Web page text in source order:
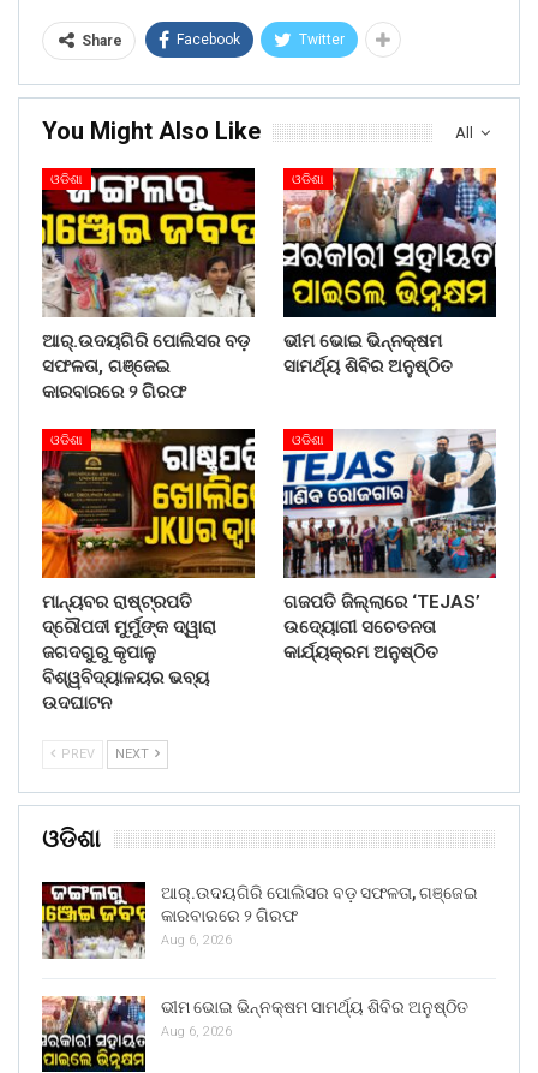
Share Facebook Twitter
All
You Might Also Like
ଓଡିଶା
ଆର୍.ଉଦୟଗିରି ପୋଲିସର ବଡ଼
ସଫଳତା, ଗଞ୍ଜେଇ
କାରବାରରେ ୨ ଗିରଫ
ଓଡିଶା
ଭୀମ ଭୋଇ ଭିନ୍ନକ୍ଷମ
ସାମର୍ଥ୍ୟ ଶିବିର ଅନୁଷ୍ଠିତ
ଓଡିଶା
ମାନ୍ୟବର ରାଷ୍ଟ୍ରପତି
ଦ୍ରୌପଦୀ ମୁର୍ମୁଙ୍କ ଦ୍ୱାରା
ଜଗଦଗୁରୁ କୃପାଳୁ
ବିଶ୍ୱବିଦ୍ୟାଳୟର ଭବ୍ୟ
ଉଦଘାଟନ
ଓଡିଶା
ଗଜପତି ଜିଲ୍ଲାରେ ‘TEJAS’
ଉଦ୍ୟୋଗୀ ସଚେତନତା
କାର୍ଯ୍ୟକ୍ରମ ଅନୁଷ୍ଠିତ
PREV NEXT
ଓଡିଶା
ଆର୍.ଉଦୟଗିରି ପୋଲିସର ବଡ଼ ସଫଳତା, ଗଞ୍ଜେଇ
କାରବାରରେ ୨ ଗିରଫ
Aug 6, 2026
ଭୀମ ଭୋଇ ଭିନ୍ନକ୍ଷମ ସାମର୍ଥ୍ୟ ଶିବିର ଅନୁଷ୍ଠିତ
Aug 6, 2026